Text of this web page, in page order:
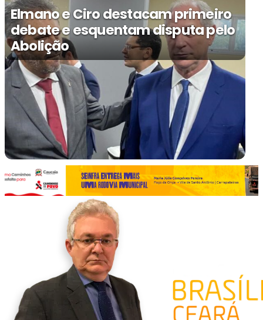
Elmano e Ciro destacam primeiro
debate e esquentam disputa pelo
Abolição